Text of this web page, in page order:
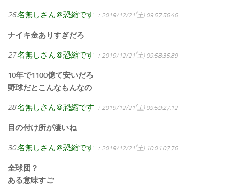
26名無しさん＠恐縮です ：2019/12/21(土) 09:57:56.46
ナイキ金ありすぎだろ
27名無しさん＠恐縮です ：2019/12/21(土) 09:58:35.89
10年で1100億て安いだろ
野球だとこんなもんなの
28名無しさん＠恐縮です ：2019/12/21(土) 09:59:27.12
目の付け所が凄いね
30名無しさん＠恐縮です ：2019/12/21(土) 10:01:07.76
全球団？
ある意味すご